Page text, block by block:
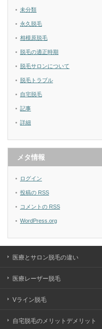
未分類
永久脱毛
相模原脱毛
脱毛の適正時期
脱毛サロンについて
脱毛トラブル
自宅脱毛
記事
詳細
メタ情報
ログイン
投稿の RSS
コメントの RSS
WordPress.org
医療とサロン脱毛の違い
医療レーザー脱毛
Vライン脱毛
自宅脱毛のメリットデメリット